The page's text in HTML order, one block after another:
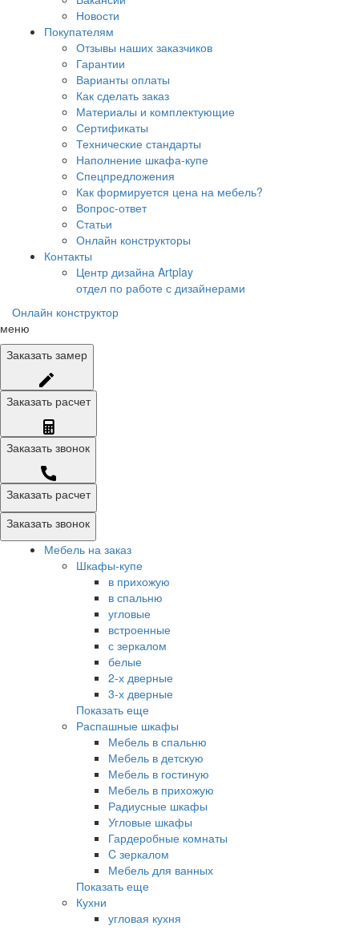
Новости
Покупателям
Отзывы наших заказчиков
Гарантии
Варианты оплаты
Как сделать заказ
Материалы и комплектующие
Сертификаты
Технические стандарты
Наполнение шкафа-купе
Спецпредложения
Как формируется цена на мебель?
Вопрос-ответ
Статьи
Онлайн конструкторы
Контакты
Центр дизайна Artplay
отдел по работе с дизайнерами
Онлайн конструктор
меню
Заказать замер
Заказать расчет
Заказать звонок
Заказать расчет
Заказать звонок
Мебель на заказ
Шкафы-купе
в прихожую
в спальню
угловые
встроенные
с зеркалом
белые
2-х дверные
3-х дверные
Показать еще
Распашные шкафы
Мебель в спальню
Мебель в детскую
Мебель в гостиную
Мебель в прихожую
Радиусные шкафы
Угловые шкафы
Гардеробные комнаты
C зеркалом
Мебель для ванных
Показать еще
Кухни
угловая кухня